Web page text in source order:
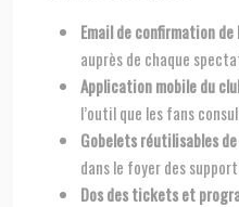
Email de confirmation
auprès de chaque
Application mobile du
l’outil que les fans
Gobelets réutilisables
dans le foyer des
Dos des tickets et